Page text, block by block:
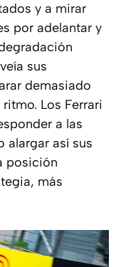
y a mirar
por adelantar y
sus
demasiado
Los Ferrari
a las
alargar así sus
posición
más